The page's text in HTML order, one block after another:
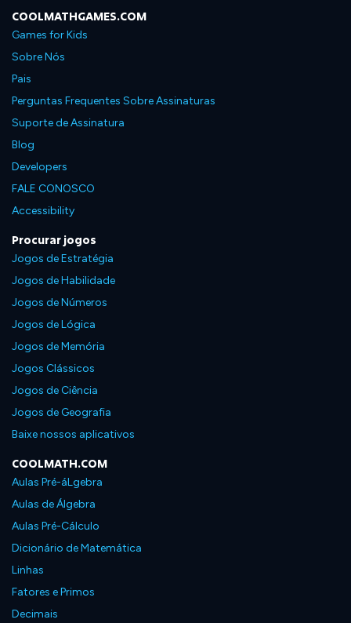
COOLMATHGAMES.COM
Games for Kids
Sobre Nós
Pais
Perguntas Frequentes Sobre Assinaturas
Suporte de Assinatura
Blog
Developers
FALE CONOSCO
Accessibility
Procurar jogos
Jogos de Estratégia
Jogos de Habilidade
Jogos de Números
Jogos de Lógica
Jogos de Memória
Jogos Clássicos
Jogos de Ciência
Jogos de Geografia
Baixe nossos aplicativos
COOLMATH.COM
Aulas Pré-áLgebra
Aulas de Álgebra
Aulas Pré-Cálculo
Dicionário de Matemática
Linhas
Fatores e Primos
Decimais